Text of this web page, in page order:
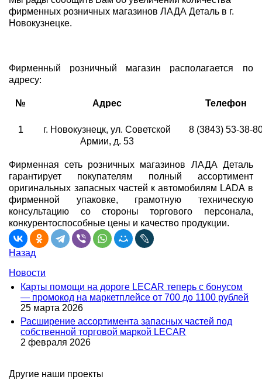
фирменных розничных магазинов ЛАДА Деталь в г.
Новокузнецке.
Фирменный розничный магазин располагается по
адресу:
№ Адрес Телефон
1
г. Новокузнецк, ул. Советской
Армии, д. 53
8 (3843) 53-38-
Фирменная сеть розничных магазинов ЛАДА Деталь
гарантирует покупателям полный ассортимент
оригинальных запасных частей к автомобилям LADA в
фирменной упаковке, грамотную техническую
консультацию со стороны торгового персонала,
конкурентоспособные цены и качество продукции.
Назад
Новости
Карты помощи на дороге LECAR теперь с бонусом
— промокод на маркетплейсе от 700 до 1100 рублей
25 марта 2026
Расширение ассортимента запасных частей под
собственной торговой маркой LECAR
2 февраля 2026
Другие наши проекты